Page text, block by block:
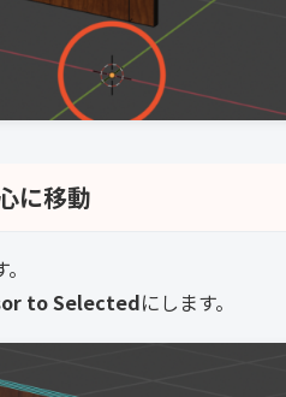
に移動
to Selectedにします。